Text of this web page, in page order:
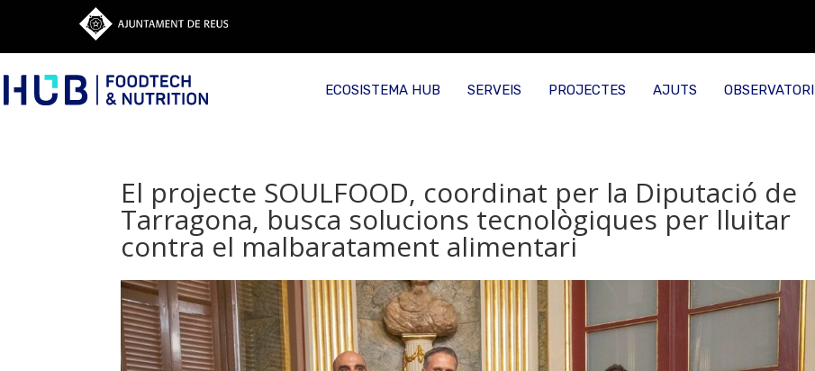
ECOSISTEMA HUB SERVEIS PROJECTES AJUTS OBSERVATORI
El projecte SOULFOOD, coordinat per la Diputació de
Tarragona, busca solucions tecnològiques per lluitar
contra el malbaratament alimentari